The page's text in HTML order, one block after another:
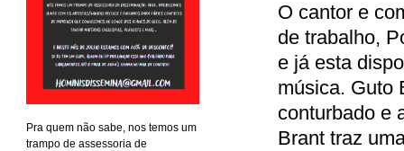
O cantor e
de trabalho,
e já esta
música. Guto
conturbado e
Brant traz
Pra quem não sabe, nos temos um
trampo de assessoria de